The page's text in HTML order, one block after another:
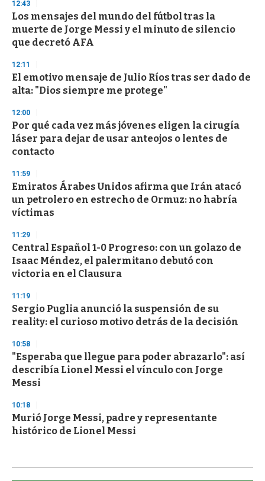
d
s
o
f
3
s
e
c
o
d
s
12:43
Los mensajes del mundo del fútbol tras la
muerte de Jorge Messi y el minuto de silencio
que decretó AFA
12:11
El emotivo mensaje de Julio Ríos tras ser dado de
alta: "Dios siempre me protege"
12:00
Por qué cada vez más jóvenes eligen la cirugía
láser para dejar de usar anteojos o lentes de
contacto
11:59
Emiratos Árabes Unidos afirma que Irán atacó
un petrolero en estrecho de Ormuz: no habría
víctimas
11:29
Central Español 1-0 Progreso: con un golazo de
Isaac Méndez, el palermitano debutó con
victoria en el Clausura
11:19
Sergio Puglia anunció la suspensión de su
reality: el curioso motivo detrás de la decisión
10:58
"Esperaba que llegue para poder abrazarlo": así
describía Lionel Messi el vínculo con Jorge
Messi
10:18
Murió Jorge Messi, padre y representante
histórico de Lionel Messi